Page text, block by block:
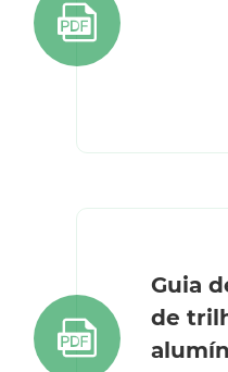


Guia
de